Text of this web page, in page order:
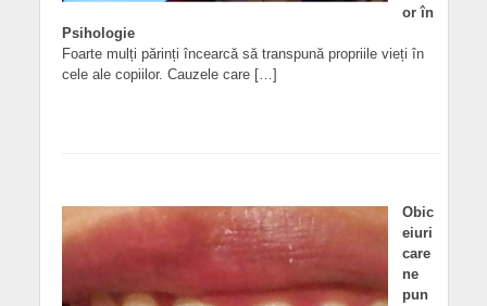
or în
Psihologie
Foarte mulți părinți încearcă să transpună propriile vieți în
cele ale copiilor. Cauzele care […]
Obic
eiuri
care
ne
pun